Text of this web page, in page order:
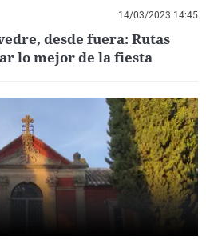
14/03/2023 14:45
desde fuera: Rutas
lo mejor de la fiesta